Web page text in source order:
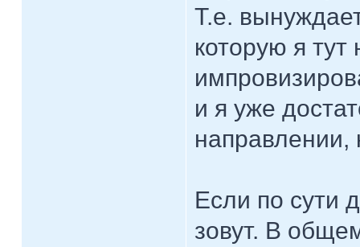
Т.е.
которую я
и я уже
Если по сути
зовут. В